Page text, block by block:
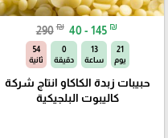
290 ₪ 40 - 145 ₪
21
يوم
13
ساعة
0
دقيقة
53
ثانية
حبيبات زبدة الكاكاو انتاج شركة
كاليبوت البلجيكية